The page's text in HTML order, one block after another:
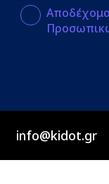
info@kidot.gr